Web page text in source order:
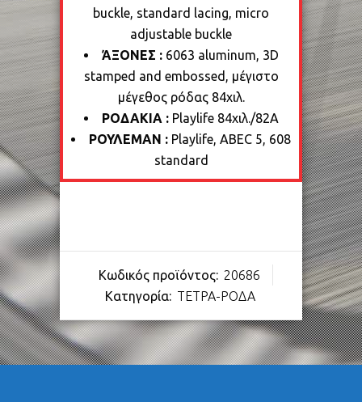
buckle, standard lacing, micro
adjustable buckle
ΆΞΟΝΕΣ : 6063 aluminum, 3D
stamped and embossed, μέγιστο
μέγεθος ρόδας 84χιλ.
ΡΟΔΑΚΙΑ : Playlife 84χιλ./82Α
ΡΟΥΛΕΜΑΝ : Playlife, ABEC 5, 608
standard
Κωδικός προϊόντος: 20686
Κατηγορία: ΤΕΤΡΑ-ΡΟΔΑ